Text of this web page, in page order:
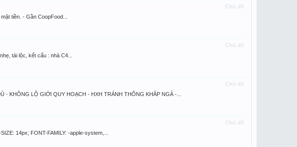
Chủ đề
tiền. - Gần CoopFood...
Chủ đề
tài lộc, kết cấu : nhà C4...
Chủ đề
KHÔNG LỘ GIỚI QUY HOẠCH - HXH TRÁNH THÔNG KHẮP NGẢ -...
Chủ đề
14px; FONT-FAMILY: -apple-system,...